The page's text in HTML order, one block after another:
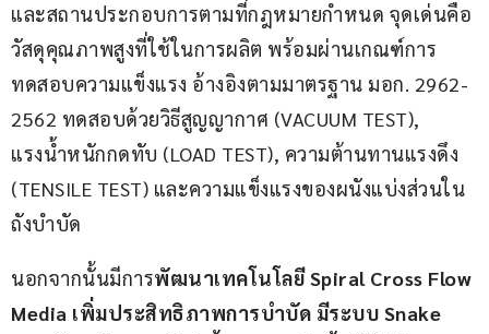
และสถานประกอบการตามที่กฎหมายกำหนด จุดเด่นคือ
วัสดุคุณภาพสูงที่ใช้ในการผลิต พร้อมผ่านเกณฑ์การ
ทดสอบความแข็งแรง อ้างอิงตามมาตรฐาน มอก. 2962-
2562 ทดสอบด้วยวิธีสูญญากาศ (VACUUM TEST),
แรงน้ำหนักกดทับ (LOAD TEST), ความต้านทานแรงดึง
(TENSILE TEST) และความแข็งแรงของผนังแบ่งส่วนใน
ถังบำบัด
นอกจากนั้นมีการพัฒนาเทคโนโลยี Spiral Cross Flow
Media เพิ่มประสิทธิภาพการบำบัด มีระบบ Snake